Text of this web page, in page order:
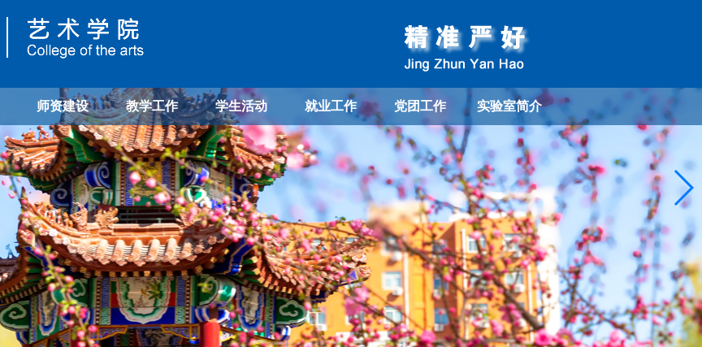
师资建设 教学工作 学生活动 就业工作 党团工作 实验室简介